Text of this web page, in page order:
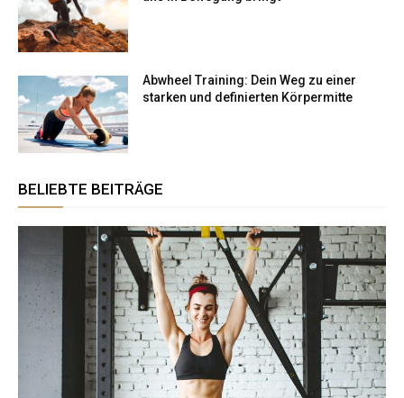
Abwheel Training: Dein Weg zu einer
starken und definierten Körpermitte
BELIEBTE BEITRÄGE